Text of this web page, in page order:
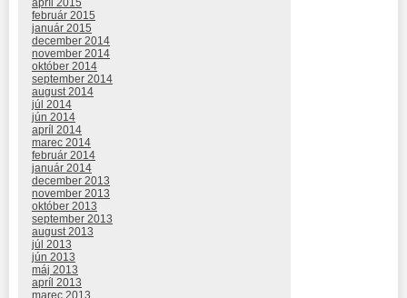
apríl 2015
február 2015
január 2015
december 2014
november 2014
október 2014
september 2014
august 2014
júl 2014
jún 2014
apríl 2014
marec 2014
február 2014
január 2014
december 2013
november 2013
október 2013
september 2013
august 2013
júl 2013
jún 2013
máj 2013
apríl 2013
marec 2013